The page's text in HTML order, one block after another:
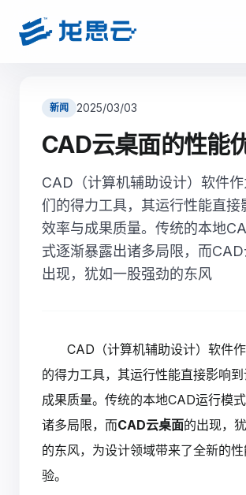
新闻 2025/03/03
CAD云桌面的性能
CAD（计算机辅助设计）软件
们的得力工具，其运行性能直接
效率与成果质量。传统的本地
式逐渐暴露出诸多局限，而
出现，犹如一股强劲的东风
CAD（计算机辅助设计）软件
的得力工具，其运行性能直接影响
成果质量。传统的本地CAD运行模
诸多局限，而CAD云桌面的出现，
的东风，为设计领域带来了全新的
验。